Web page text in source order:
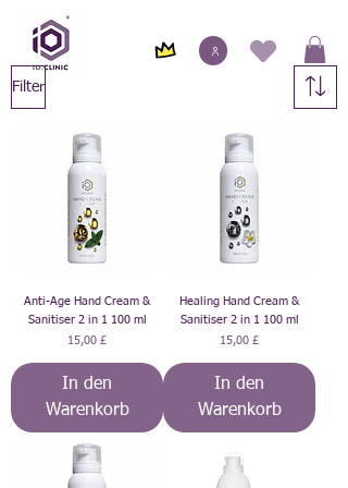
Filter
Anti-Age Hand Cream &
Sanitiser 2 in 1 100 ml
Preis
15,00 £
In den
Warenkorb
Healing Hand Cream &
Sanitiser 2 in 1 100 ml
Preis
15,00 £
In den
Warenkorb